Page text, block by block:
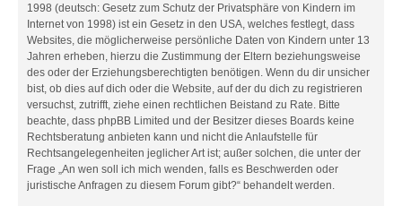
1998 (deutsch: Gesetz zum Schutz der Privatsphäre von Kindern im
Internet von 1998) ist ein Gesetz in den USA, welches festlegt, dass
Websites, die möglicherweise persönliche Daten von Kindern unter 13
Jahren erheben, hierzu die Zustimmung der Eltern beziehungsweise
des oder der Erziehungsberechtigten benötigen. Wenn du dir unsicher
bist, ob dies auf dich oder die Website, auf der du dich zu registrieren
versuchst, zutrifft, ziehe einen rechtlichen Beistand zu Rate. Bitte
beachte, dass phpBB Limited und der Besitzer dieses Boards keine
Rechtsberatung anbieten kann und nicht die Anlaufstelle für
Rechtsangelegenheiten jeglicher Art ist; außer solchen, die unter der
Frage „An wen soll ich mich wenden, falls es Beschwerden oder
juristische Anfragen zu diesem Forum gibt?“ behandelt werden.